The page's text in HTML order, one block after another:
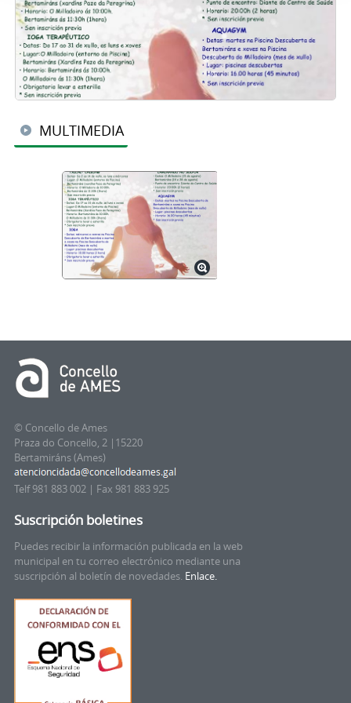
MULTIMEDIA
© Concello de Ames
Praza do Concello, 2 |15220
Bertamiráns (Ames)
Telf 981 883 002 | Fax 981 883 925
Suscripción boletines
Puedes recibir la información publicada en la web
municipal en tu correo electrónico mediante una
suscripción al boletín de novedades. Enlace.